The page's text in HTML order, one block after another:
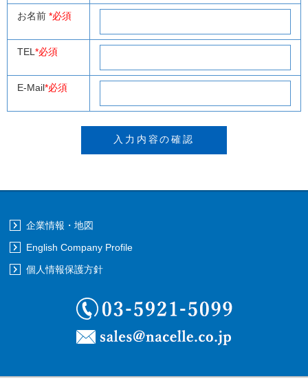
お名前 *必須
TEL *必須
E-Mail*必須
企業情報・地図
English Company Profile
個人情報保護方針